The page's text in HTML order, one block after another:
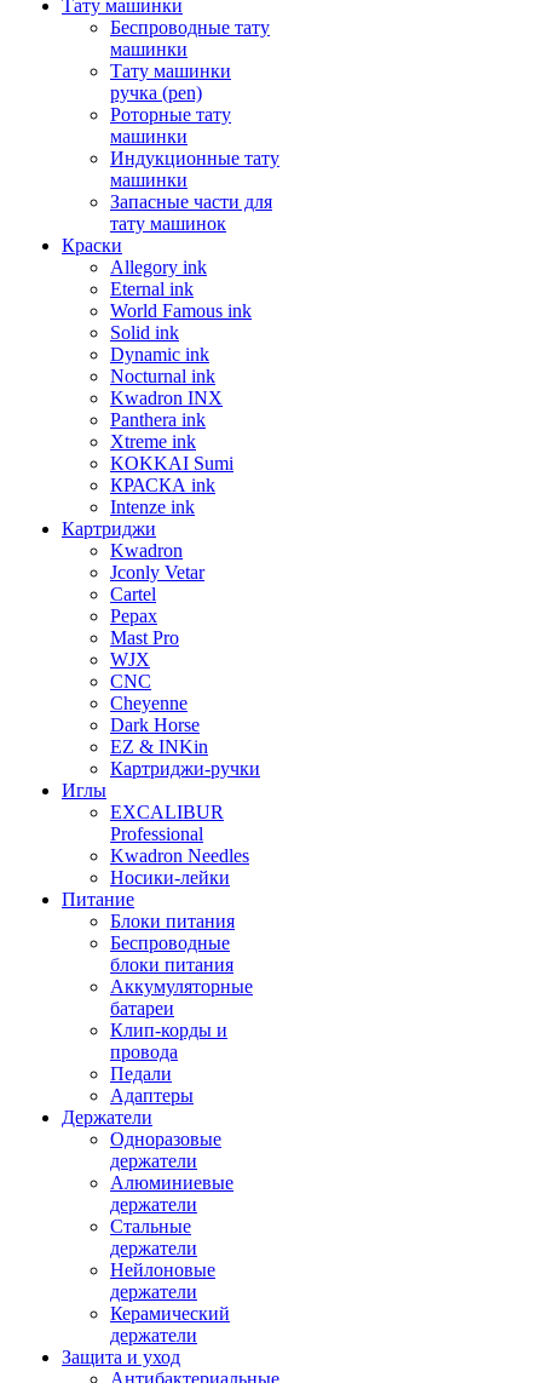
Тату машинки
Беспроводные тату
машинки
Тату машинки
ручка (pen)
Роторные тату
машинки
Индукционные тату
машинки
Запасные части для
тату машинок
Краски
Allegory ink
Eternal ink
World Famous ink
Solid ink
Dynamic ink
Nocturnal ink
Kwadron INX
Panthera ink
Xtreme ink
KOKKAI Sumi
КРАСКА ink
Intenze ink
Картриджи
Kwadron
Jconly Vetar
Cartel
Pepax
Mast Pro
WJX
CNC
Cheyenne
Dark Horse
EZ & INKin
Картриджи-ручки
Иглы
EXCALIBUR
Professional
Kwadron Needles
Носики-лейки
Питание
Блоки питания
Беспроводные
блоки питания
Аккумуляторные
батареи
Клип-корды и
провода
Педали
Адаптеры
Держатели
Одноразовые
держатели
Алюминиевые
держатели
Стальные
держатели
Нейлоновые
держатели
Керамический
держатели
Защита и уход
Антибактериальные